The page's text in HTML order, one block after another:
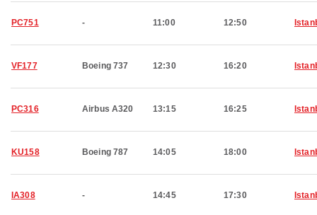
PC751 - 11:00 12:50
VF177 Boeing 737 12:30 16:20
PC316 Airbus A320 13:15 16:25
KU158 Boeing 787 14:05 18:00
IA308 - 14:45 17:30